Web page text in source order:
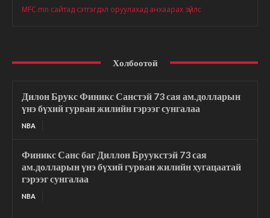
MFC.mn сайтад сэтгэгдэл оруулахад анхаарах зүйлс
Холбоотой
Дилон Брукс Финикс Санстэй 73 сая ам.долларын
үнэ бүхий гурван жилийн гэрээг сунгалаа
NBA
Финикс Санс баг Диллон Бруукстэй 73 сая
ам.долларын үнэ бүхий гурван жилийн хугацаатай
гэрээг сунгалаа
NBA